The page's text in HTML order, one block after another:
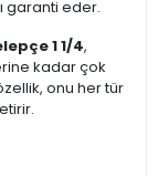
garanti eder.
1 1/4,
kadar çok
onu her tür